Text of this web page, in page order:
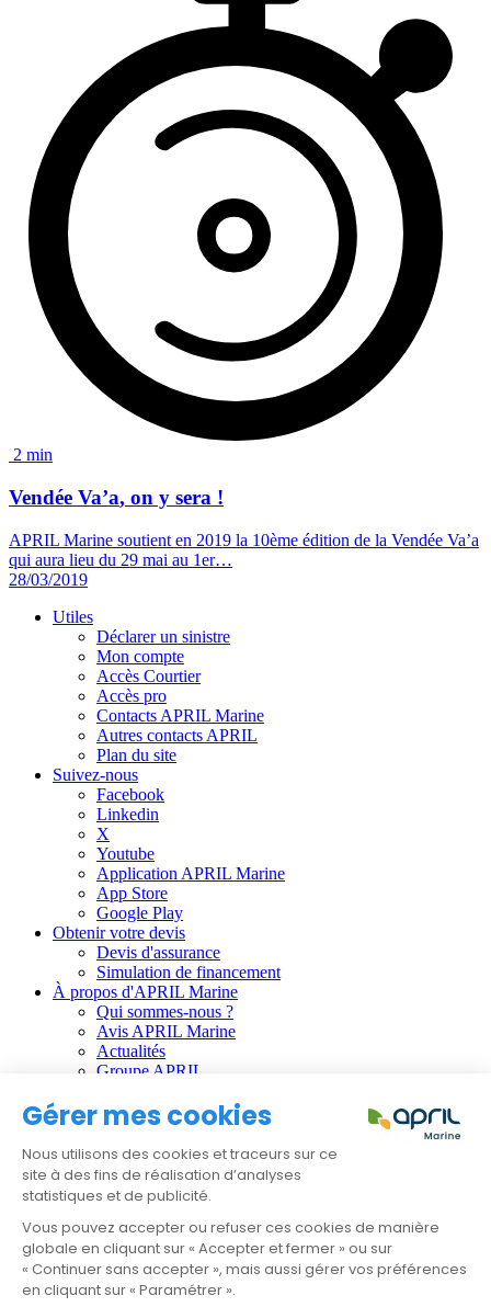
2 min
Vendée Va’a, on y sera !
APRIL Marine soutient en 2019 la 10ème édition de la Vendée Va’a
qui aura lieu du 29 mai au 1er…
28/03/2019
Utiles
Déclarer un sinistre
Mon compte
Accès Courtier
Accès pro
Contacts APRIL Marine
Autres contacts APRIL
Plan du site
Suivez-nous
Facebook
Linkedin
X
Youtube
Application APRIL Marine
App Store
Google Play
Obtenir votre devis
Devis d'assurance
Simulation de financement
À propos d'APRIL Marine
Qui sommes-nous ?
Avis APRIL Marine
Actualités
Groupe APRIL
Informations règlementaires :
CGU
Données personnelles
Gestion des cookies
Faire une réclamation
Résilier mon contrat
APRIL Santé
APRIL Emprunteur
APRIL Prévoyance
Gérer mes cookies
Nous utilisons des cookies et traceurs sur ce
site à des fins de réalisation d’analyses
statistiques et de publicité.
Vous pouvez accepter ou refuser ces cookies de manière
globale en cliquant sur « Accepter et fermer » ou sur
« Continuer sans accepter », mais aussi gérer vos préférences
en cliquant sur « Paramétrer ».